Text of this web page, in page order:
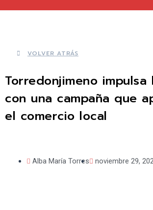
VOLVER ATRÁS
Torredonjimeno impulsa
con una campaña que
el comercio local
Alba María Torres noviembre 29,